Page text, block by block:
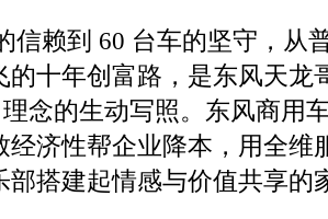
信赖到 60 台车的坚守，从
的十年创富路，是东风天龙
念的生动写照。东风商用
经济性帮企业降本，用全维
部搭建起情感与价值共享的